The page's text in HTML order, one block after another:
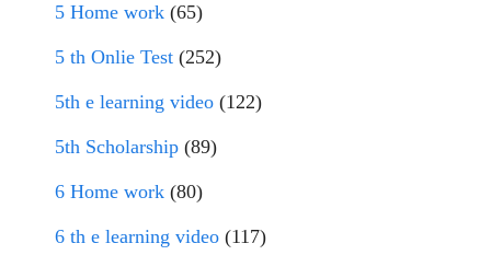
5 Home work (65)
5 th Onlie Test (252)
5th e learning video (122)
5th Scholarship (89)
6 Home work (80)
6 th e learning video (117)